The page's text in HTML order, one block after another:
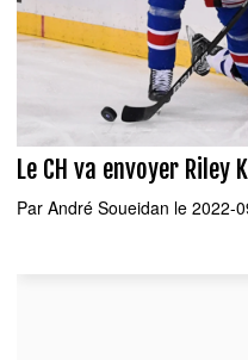
Le CH va envoyer Riley
Par André Soueidan le 2022-